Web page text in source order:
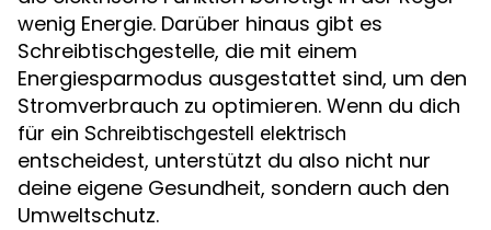
wenig Energie. Darüber hinaus gibt es
Schreibtischgestelle, die mit einem
Energiesparmodus ausgestattet sind, um den
Stromverbrauch zu optimieren. Wenn du dich
für ein Schreibtischgestell elektrisch
entscheidest, unterstützt du also nicht nur
deine eigene Gesundheit, sondern auch den
Umweltschutz.